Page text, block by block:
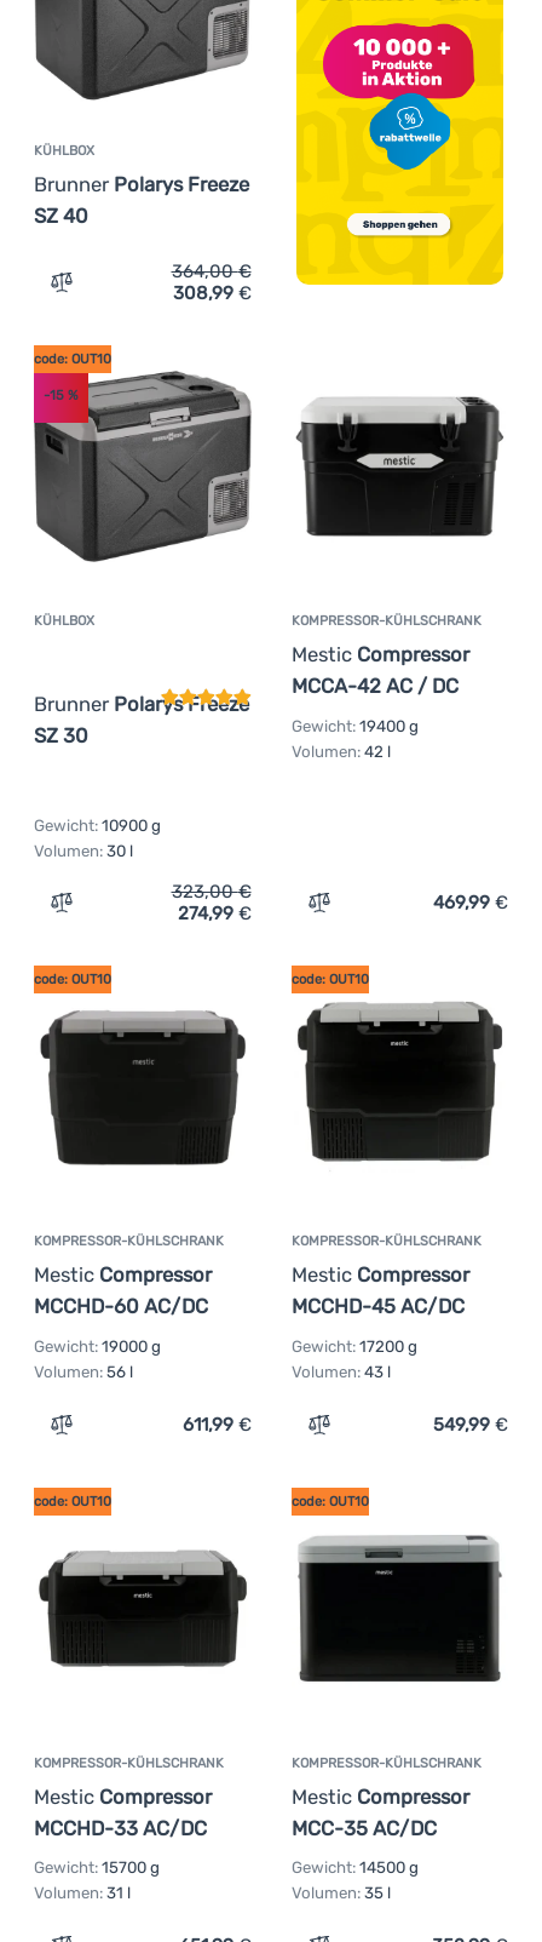
KÜHLBOX
Brunner Polarys Freeze
SZ 40
Zum Vergleich 'Kühlbox Brunner Polarys Freeze SZ 40'
364,00€
308,99 €
KÜHLBOX
Brunner Polarys Freeze
SZ 30
Kundenbewertung
code: OUT10
-15 %
Gewicht: 10900 g
Volumen: 30 l
Zum Vergleich 'Kühlbox Brunner Polarys Freeze SZ 30'
323,00€
274,99 €
KOMPRESSOR-KÜHLSCHRANK
Mestic Compressor
MCCA-42 AC / DC
Gewicht: 19400 g
Volumen: 42 l
Zum Vergleich
469,99 €
KOMPRESSOR-KÜHLSCHRANK
Mestic Compressor
MCCHD-60 AC/DC
code: OUT10
Gewicht: 19000 g
Volumen: 56 l
Zum Vergleich 'Kompressor-Kühlschrank Mestic
611,99 €
KOMPRESSOR-KÜHLSCHRANK
Mestic Compressor
MCCHD-45 AC/DC
code: OUT10
Gewicht: 17200 g
Volumen: 43 l
Zum Vergleich
549,99 €
KOMPRESSOR-KÜHLSCHRANK
Mestic Compressor
MCCHD-33 AC/DC
code: OUT10
Gewicht: 15700 g
Volumen: 31 l
KOMPRESSOR-KÜHLSCHRANK
Mestic Compressor
MCC-35 AC/DC
code: OUT10
Gewicht: 14500 g
Volumen: 35 l